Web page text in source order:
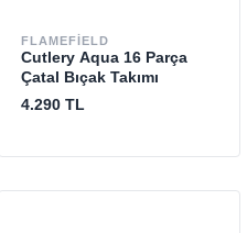
FLAMEFIELD
Cutlery Aqua 16 Parça
Çatal Bıçak Takımı
4.290 TL